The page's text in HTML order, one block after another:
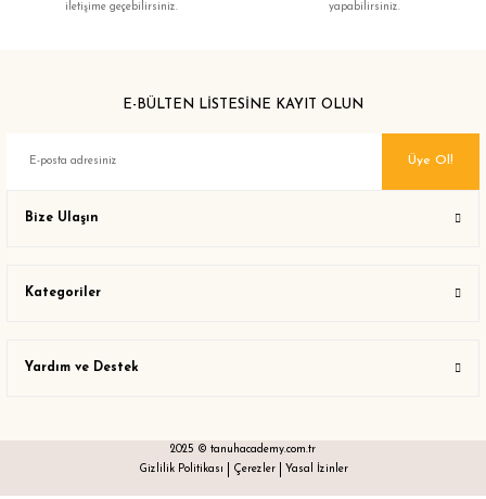
iletişime geçebilirsiniz.
yapabilirsiniz.
E-BÜLTEN LİSTESİNE KAYIT OLUN
Üye Ol!
Bize Ulaşın
Kategoriler
Yardım ve Destek
2025 © tanuhacademy.com.tr
Gizlilik Politikası
Çerezler Yasal İzinler